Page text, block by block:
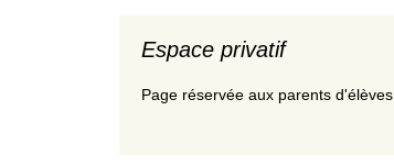
Espace privatif
Page réservée aux parents d'élèves